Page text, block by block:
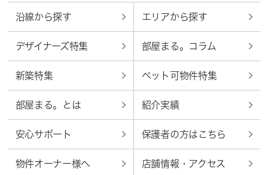
沿線から探す エリアから探す
デザイナーズ特集 部屋まる。コラム
新築特集 ペット可物件特集
部屋まる。とは 紹介実績
安心サポート 保護者の方はこちら
物件オーナー様へ 店舗情報・アクセス